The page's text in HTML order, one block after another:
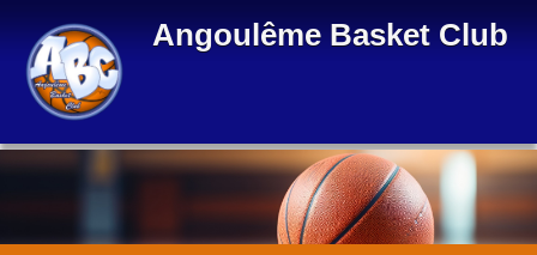
Angoulême Basket Club